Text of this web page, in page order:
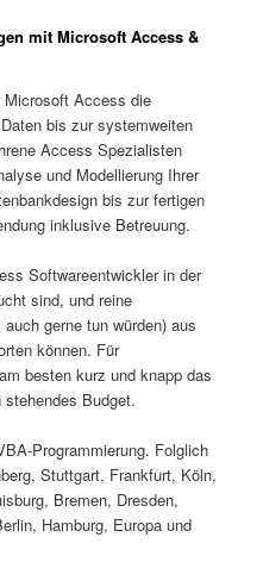
mit Microsoft Access &
Microsoft Access die
bis zur systemweiten
Access Spezialisten
und Modellierung Ihrer
bis zur fertigen
inklusive Betreuung.
Softwareentwickler in der
sind, und reine
gerne tun würden) aus
können. Für
besten kurz und knapp das
stehendes Budget.
Programmierung. Folglich
Stuttgart, Frankfurt, Köln,
Bremen, Dresden,
Hamburg, Europa und